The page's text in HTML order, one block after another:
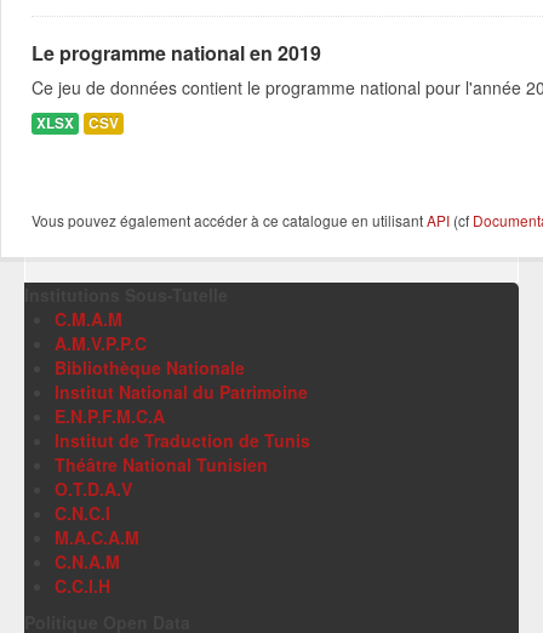
Le programme national en 2019
Ce jeu de données contient le programme national pour l'année
XLSX CSV
Vous pouvez également accéder à ce catalogue en utilisantAPI (cf
C.M.A.M
A.M.V.P.P.C
Bibliothèque Nationale
Institut National du Patrimoine
E.N.P.F.M.C.A
Institut de Traduction de Tunis
Théâtre National Tunisien
O.T.D.A.V
C.N.C.I
M.A.C.A.M
C.N.A.M
C.C.I.H